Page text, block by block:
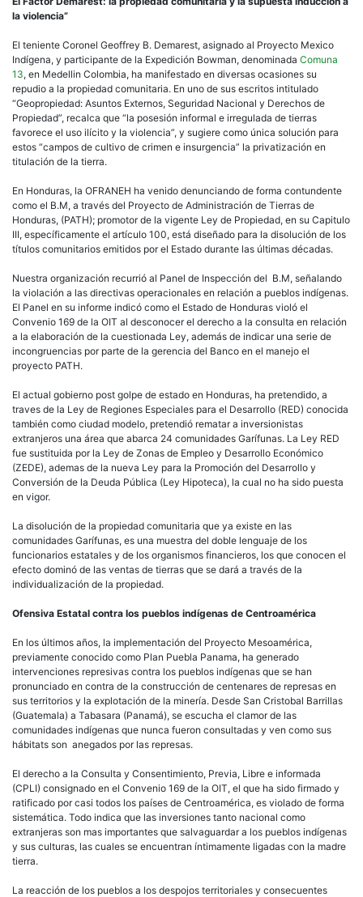
la violencia”
El teniente Coronel Geoffrey B. Demarest, asignado al Proyecto Mexico
Indígena, y participante de la Expedición Bowman, denominada Comuna
13, en Medellin Colombia, ha manifestado en diversas ocasiones su
repudio a la propiedad comunitaria. En uno de sus escritos intitulado
“Geopropiedad: Asuntos Externos, Seguridad Nacional y Derechos de
Propiedad”, recalca que “la posesión informal e irregulada de tierras
favorece el uso ilícito y la violencia”, y sugiere como única solución para
estos “campos de cultivo de crimen e insurgencia” la privatización en
titulación de la tierra.
En Honduras, la OFRANEH ha venido denunciando de forma contundente
como el B.M, a través del Proyecto de Administración de Tierras de
Honduras, (PATH); promotor de la vigente Ley de Propiedad, en su Capitulo
III, específicamente el artículo 100, está diseñado para la disolución de los
títulos comunitarios emitidos por el Estado durante las últimas décadas.
Nuestra organización recurrió al Panel de Inspección del B.M, señalando
la violación a las directivas operacionales en relación a pueblos indígenas.
El Panel en su informe indicó como el Estado de Honduras violó el
Convenio 169 de la OIT al desconocer el derecho a la consulta en relación
a la elaboración de la cuestionada Ley, además de indicar una serie de
incongruencias por parte de la gerencia del Banco en el manejo el
proyecto PATH.
El actual gobierno post golpe de estado en Honduras, ha pretendido, a
traves de la Ley de Regiones Especiales para el Desarrollo (RED) conocida
también como ciudad modelo, pretendió rematar a inversionistas
extranjeros una área que abarca 24 comunidades Garífunas. La Ley RED
fue sustituida por la Ley de Zonas de Empleo y Desarrollo Económico
(ZEDE), ademas de la nueva Ley para la Promoción del Desarrollo y
Conversión de la Deuda Pública (Ley Hipoteca), la cual no ha sido puesta
en vigor.
La disolución de la propiedad comunitaria que ya existe en las
comunidades Garífunas, es una muestra del doble lenguaje de los
funcionarios estatales y de los organismos financieros, los que conocen el
efecto dominó de las ventas de tierras que se dará a través de la
individualización de la propiedad.
Ofensiva Estatal contra los pueblos indígenas de Centroamérica
En los últimos años, la implementación del Proyecto Mesoamérica,
previamente conocido como Plan Puebla Panama, ha generado
intervenciones represivas contra los pueblos indígenas que se han
pronunciado en contra de la construcción de centenares de represas en
sus territorios y la explotación de la minería. Desde San Cristobal Barrillas
(Guatemala) a Tabasara (Panamá), se escucha el clamor de las
comunidades indígenas que nunca fueron consultadas y ven como sus
hábitats son anegados por las represas.
El derecho a la Consulta y Consentimiento, Previa, Libre e informada
(CPLI) consignado en el Convenio 169 de la OIT, el que ha sido firmado y
ratificado por casi todos los países de Centroamérica, es violado de forma
sistemática. Todo indica que las inversiones tanto nacional como
extranjeras son mas importantes que salvaguardar a los pueblos indígenas
y sus culturas, las cuales se encuentran íntimamente ligadas con la madre
tierra.
La reacción de los pueblos a los despojos territoriales y consecuentes